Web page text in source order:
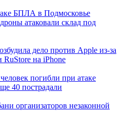
БПЛА в Подмосковье
атаковали склад под
дело против Apple из-за
RuStore на iPhone
погибли при атаке
40 пострадали
организаторов незаконной